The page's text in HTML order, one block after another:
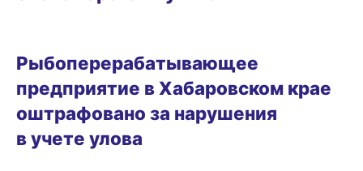
Рыбоперерабатывающее
предприятие в Хабаровском крае
оштрафовано за нарушения
в учете улова